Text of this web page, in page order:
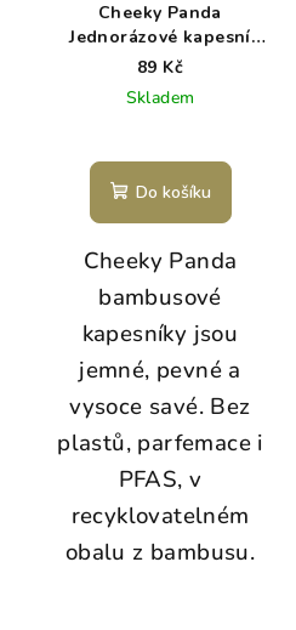
Cheeky Panda
Jednorázové kapesní
bambusové kapesníky bílé
3 vrstvé balení 8 ks
89 Kč
Skladem
Do košíku
Cheeky Panda
bambusové
kapesníky jsou
jemné, pevné a
vysoce savé. Bez
plastů, parfemace i
PFAS, v
recyklovatelném
obalu z bambusu.